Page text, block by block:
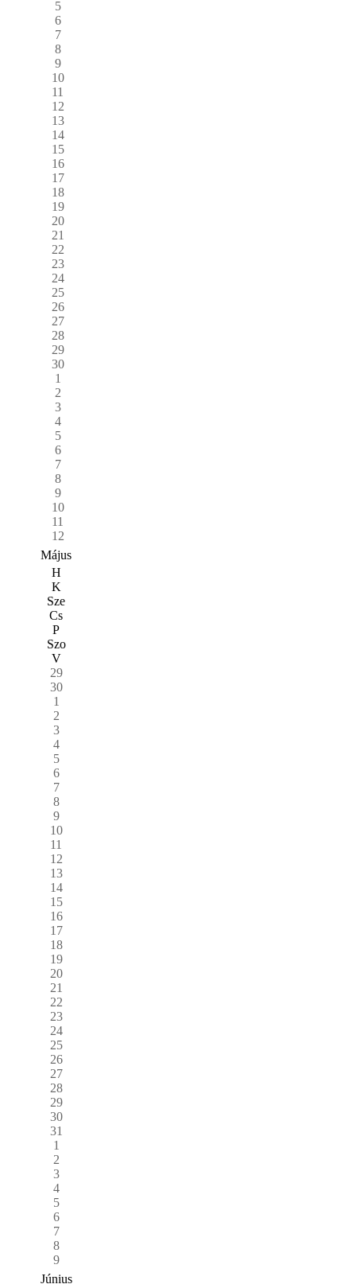
5
6
7
8
9
10
11
12
13
14
15
16
17
18
19
20
21
22
23
24
25
26
27
28
29
30
1
2
3
4
5
6
7
8
9
10
11
12
Május
H
K
Sze
Cs
P
Szo
V
29
30
1
2
3
4
5
6
7
8
9
10
11
12
13
14
15
16
17
18
19
20
21
22
23
24
25
26
27
28
29
30
31
1
2
3
4
5
6
7
8
9
Június